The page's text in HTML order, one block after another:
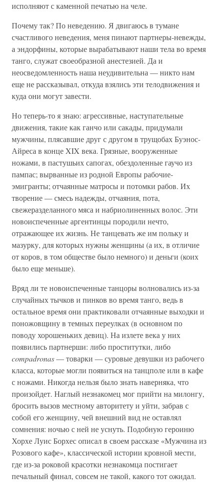
исполняют с каменной печатью на челе.
Почему так? По неведению. Я двигаюсь в тумане
счастливого неведения, меня пинают партнеры-невежды,
а эндорфины, которые вырабатывают наши тела во время
танго, служат своеобразной анестезией. Да и
неосведомленность наша неудивительна — никто нам
еще не рассказывал, откуда взялись эти телодвижения и
куда они могут завести.
Но теперь-то я знаю: агрессивные, наступательные
движения, такие как ганчо или сакады, придумали
мужчины, плясавшие друг с другом в трущобах Буэнос-
Айреса в конце XIX века. Грязные, вооруженные
ножами, в пастушьих сапогах, обездоленные гаучо из
пампас; вырванные из родной Европы рабочие-
эмигранты; отчаянные матросы и потомки рабов. Их
творение — смесь надежды, отчаяния, пота,
свежеразделанного мяса и набриолиненных волос. Эти
новоиспеченные аргентинцы породили нечто,
отражающее их жизнь. Не танцевать же им польку и
мазурку, для которых нужны женщины (а их, в отличие
от коров, в том обществе было немного) и деньги (коих
было еще меньше).
Вряд ли те новоиспеченные танцоры волновались из-за
случайных тычков и пинков во время танго, ведь в
остальное время они практиковали отчаянные выходки и
поножовщину в темных переулках (в основном по
поводу хорошеньких девиц). На излете века у них
появились партнерши: либо проститутки, либо
compadronas— товарки — суровые девушки из рабочего
класса, которые могли появиться на танцполе или в кафе
с ножами. Никогда нельзя было знать наверняка, что
произойдет. Наглый незнакомец мог прийти на милонгу,
бросить вызов местному авторитету и уйти, забрав с
собой его женщину, чей внешний вид не оставлял
сомнения: ночью с ней не уснуть. Подобную героиню
Хорхе Луис Борхес описал в своем рассказе «Мужчина из
Розового кафе», классической истории кровной мести,
где из-за роковой красотки незнакомца постигает
печальный финал, совсем не такой, какого тот ожидал.